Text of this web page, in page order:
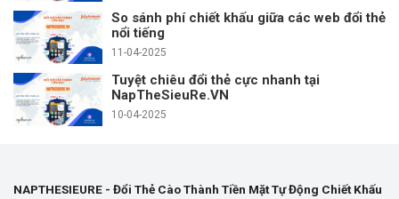
So sánh phí chiết khấu giữa các web đổi thẻ
nổi tiếng
11-04-2025
Tuyệt chiêu đổi thẻ cực nhanh tại
NapTheSieuRe.VN
10-04-2025
NAPTHESIEURE - Đổi Thẻ Cào Thành Tiền Mặt Tự Động Chiết Khấu